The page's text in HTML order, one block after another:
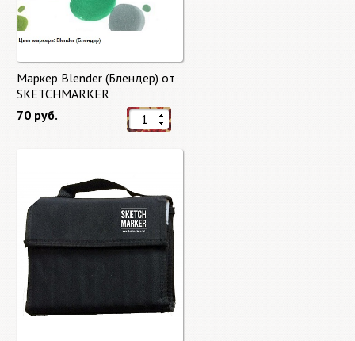
Маркер Blender (Блендер) от
SKETCHMARKER
70 руб.